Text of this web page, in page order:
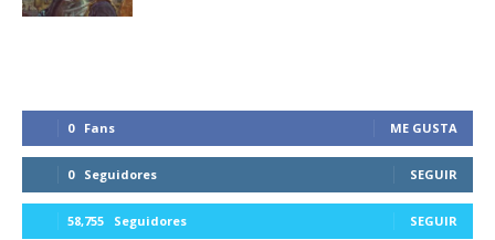
0 Fans ME GUSTA
0 Seguidores SEGUIR
58,755 Seguidores SEGUIR